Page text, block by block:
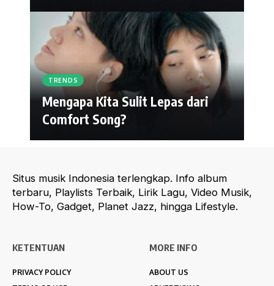
TRENDS
Mengapa Kita Sulit Lepas dari
Comfort Song?
Situs musik Indonesia terlengkap. Info album
terbaru, Playlists Terbaik, Lirik Lagu, Video Musik,
How-To, Gadget, Planet Jazz, hingga Lifestyle.
KETENTUAN
PRIVACY POLICY
MORE INFO
ABOUT US